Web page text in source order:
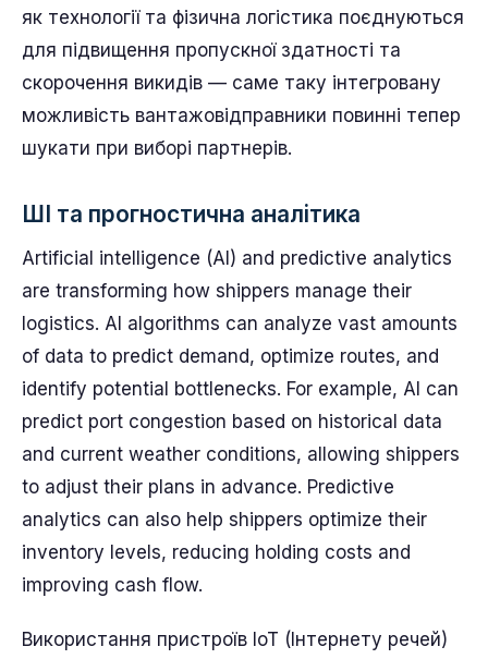
як технології та фізична логістика поєднуються
для підвищення пропускної здатності та
скорочення викидів — саме таку інтегровану
можливість вантажовідправники повинні тепер
шукати при виборі партнерів.
ШІ та прогностична аналітика
Artificial intelligence (AI) and predictive analytics
are transforming how shippers manage their
logistics. AI algorithms can analyze vast amounts
of data to predict demand, optimize routes, and
identify potential bottlenecks. For example, AI can
predict port congestion based on historical data
and current weather conditions, allowing shippers
to adjust their plans in advance. Predictive
analytics can also help shippers optimize their
inventory levels, reducing holding costs and
improving cash flow.
Використання пристроїв IoT (Інтернету речей)